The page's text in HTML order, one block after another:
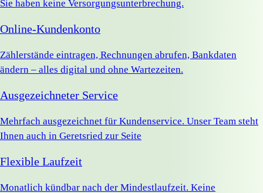
Sie haben keine Versorgungsunterbrechung.
Online-Kundenkonto
Zählerstände eintragen, Rechnungen abrufen, Bankdaten
ändern – alles digital und ohne Wartezeiten.
Ausgezeichneter Service
Mehrfach ausgezeichnet für Kundenservice. Unser Team steht
Ihnen auch in Geretsried zur Seite
Flexible Laufzeit
Monatlich kündbar nach der Mindestlaufzeit. Keine